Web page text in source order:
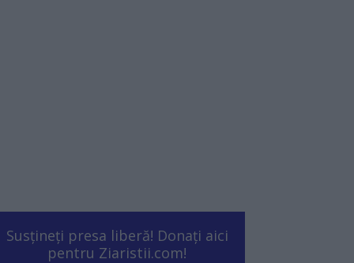
Susțineți presa liberă! Donați aici
pentru Ziaristii.com!